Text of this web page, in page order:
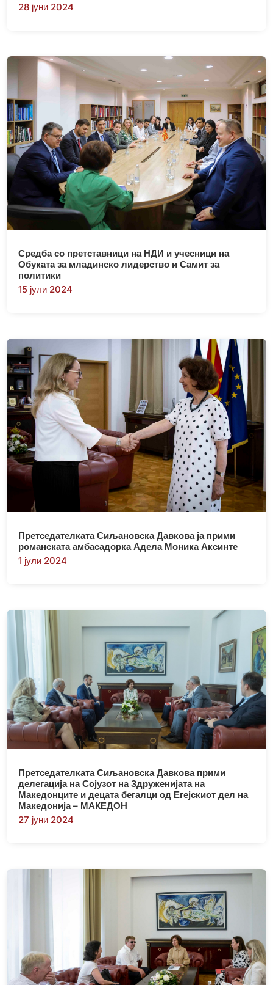
28 јуни 2024
Средба со претставници на НДИ и учесници на
Обуката за младинско лидерство и Самит за
политики
15 јули 2024
Претседателката Сиљановска Давкова ја прими
романската амбасадорка Адела Моника Аксинте
1 јули 2024
Претседателката Сиљановска Давкова прими
делегација на Сојузот на Здруженијата на
Македонците и децата бегалци од Егејскиот дел на
Македонија – МАКЕДОН
27 јуни 2024